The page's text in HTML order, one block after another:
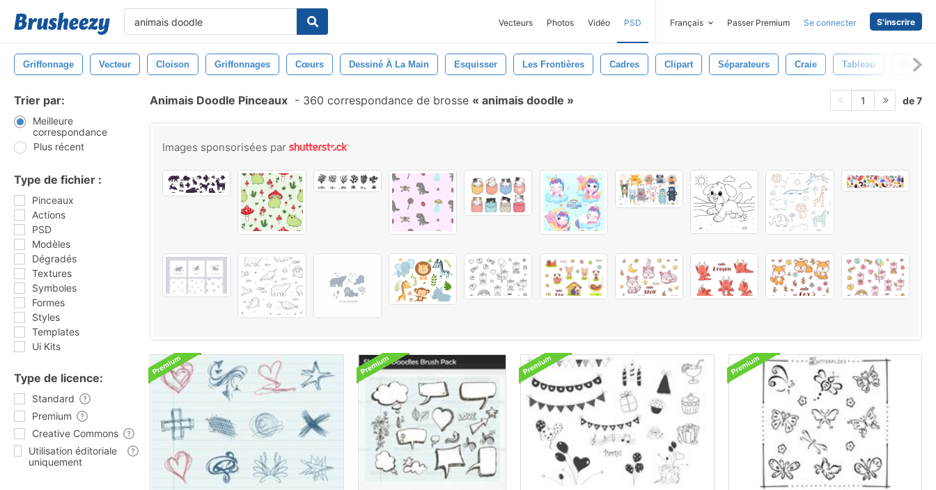
Vecteurs Photos Vidéo PSD Français Passer Premium Se connecter S'inscrire
Griffonnage Vecteur Cloison Griffonnages Cœurs Dessiné À La Main Esquisser Les Frontières Cadres Clipart Séparateurs Craie Tableau
Trier par:
Meilleure
correspondance
Plus récent
Type de fichier :
Pinceaux
Actions
PSD
Modèles
Dégradés
Textures
Symboles
Formes
Styles
Templates
Ui Kits
Type de licence:
Standard
Premium
Creative Commons
Utilisation éditoriale
uniquement
Animais Doodle Pinceaux - 360 correspondance de brosse animais doodle 1 de 7
Images sponsorisées par